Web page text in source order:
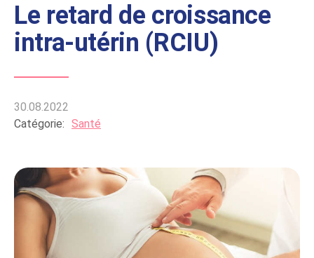
Le retard de croissance
intra-utérin (RCIU)
30.08.2022
Catégorie: Santé